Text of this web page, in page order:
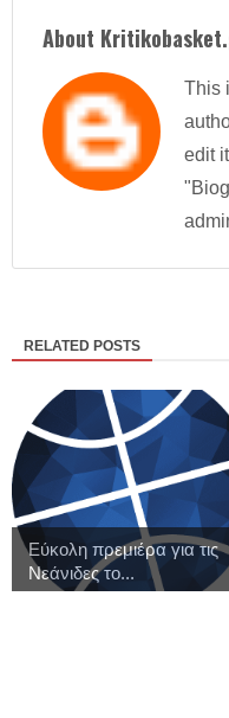
About
This
edit
RELATED POSTS
Εύκολη πρεμιέρα για τις
Νεάνιδες το...